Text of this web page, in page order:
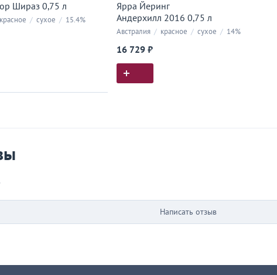
Шираз 0,75 л
/ сухое / 15.4%
Ярра Йеринг
Андерхилл 2016 0,75 л
Австралия / красное / сухое / 14%
16 729 ₽
Написать отзыв